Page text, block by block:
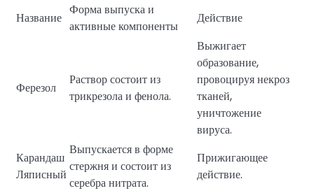
Название
Форма выпуска и
активные компоненты
Действие
Ферезол
Раствор состоит из
трикрезола и фенола.
Выжигает
образование,
провоцируя некроз
тканей,
уничтожение
вируса.
Карандаш
Ляписный
Выпускается в форме
стержня и состоит из
серебра нитрата.
Прижигающее
действие.